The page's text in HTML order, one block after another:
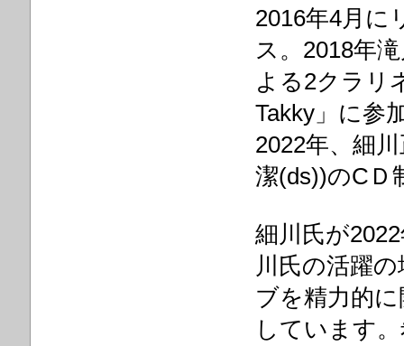
2016年4月に
ス。2018年
よる2クラリ
Takky」に参
2022年、細
潔(ds))のCＤ
細川氏が
川氏の活躍
ブを精力的
しています